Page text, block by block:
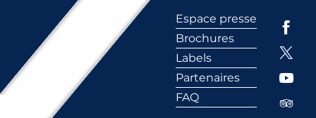
Espace presse
Brochures
Labels
Partenaires
FAQ